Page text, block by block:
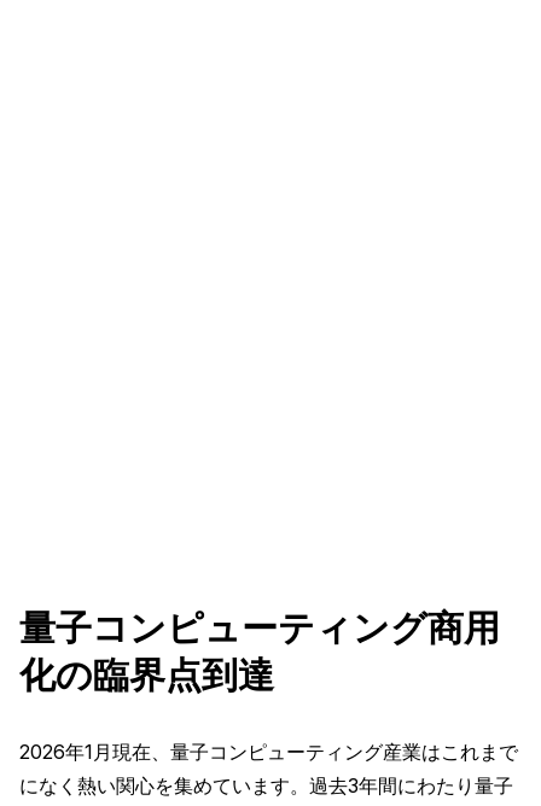
量子コンピューティング商用
化の臨界点到達
2026年1月現在、量子コンピューティング産業はこれまで
になく熱い関心を集めています。過去3年間にわたり量子